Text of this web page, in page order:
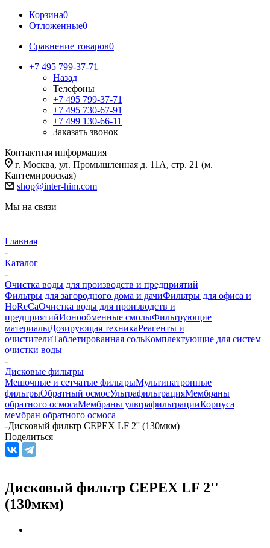
Корзина0
Отложенные0
Сравнение товаров0
+7 495 799-37-71
Назад
Телефоны
+7 495 799-37-71
+7 495 730-67-91
+7 499 130-66-11
Заказать звонок
Контактная информация
г. Москва, ул. Промышленная д. 11А, стр. 21 (м.
Кантемировская)
shop@inter-him.com
Мы на связи
Главная
-
Каталог
-
Очистка воды для производств и предприятий
Фильтры для загородного дома и дачиФильтры для офиса и
HoReCaОчистка воды для производств и
предприятийИонообменные смолыФильтрующие
материалыДозирующая техникаРеагенты и
очистителиТаблетированная сольКомплектующие для систем
очистки воды
-
Дисковые фильтры
Мешочные и сетчатые фильтрыМультипатронные
фильтрыОбратный осмосУльтрафильтрацияМембраны
обратного осмосаМембраны ультрафильтрацииКорпуса
мембран обратного осмоса
-Дисковый фильтр CEPEX LF 2'' (130мкм)
Поделиться
Дисковый фильтр CEPEX LF 2''
(130мкм)